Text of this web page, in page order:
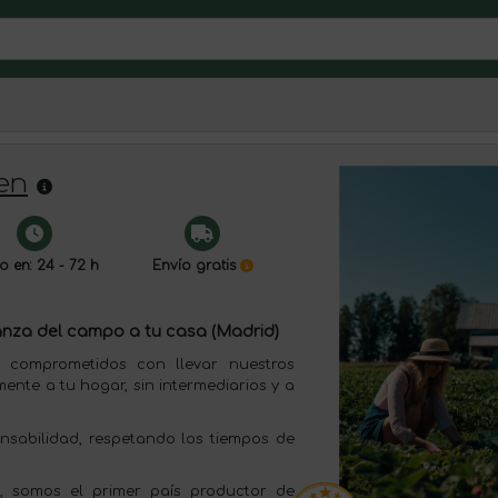
en: 24 - 72 h Envío gratis
del campo a tu casa (Madrid)
con llevar nuestros
a tu hogar, sin intermediarios y a
respetando los tiempos de
somos el primer país productor de